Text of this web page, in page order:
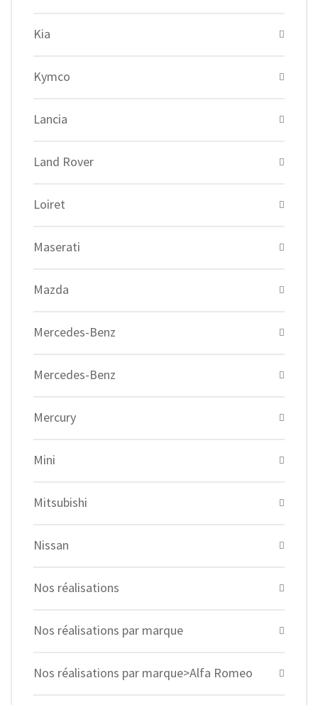
Kia
Kymco
Lancia
Land Rover
Loiret
Maserati
Mazda
Mercedes-Benz
Mercedes-Benz
Mercury
Mini
Mitsubishi
Nissan
Nos réalisations
Nos réalisations par marque
Nos réalisations par marque>Alfa Romeo